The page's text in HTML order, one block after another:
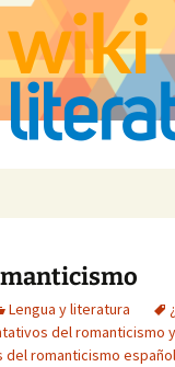
Lengua y literatura
del romanticismo
del romanticismo español